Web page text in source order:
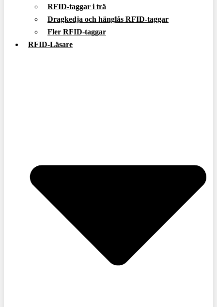
RFID-taggar i trä
Dragkedja och hänglås RFID-taggar
Fler RFID-taggar
RFID-Läsare